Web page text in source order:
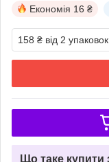
Економія 16 ₴
158 ₴ від 2 упаковок
Що таке купити